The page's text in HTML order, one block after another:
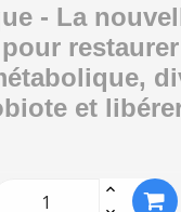
- La
et